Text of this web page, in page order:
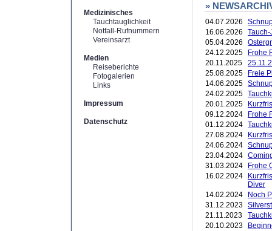
Medizinisches
Tauchtauglichkeit
Notfall-Rufnummern
Vereinsarzt
Medien
Reiseberichte
Fotogalerien
Links
Impressum
Datenschutz
»
04.07.2026
16.06.2026
05.04.2026
24.12.2025
Frohe
20.11.2025
25.08.2025
Freie
14.06.2025
24.02.2025
20.01.2025
09.12.2024
Frohe
01.12.2024
27.08.2024
24.06.2024
23.04.2024
31.03.2024
Frohe
16.02.2024
Diver
14.02.2024
Noch
31.12.2023
21.11.2023
20.10.2023